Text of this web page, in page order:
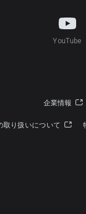
YouTube
企業情報
取り扱いについて